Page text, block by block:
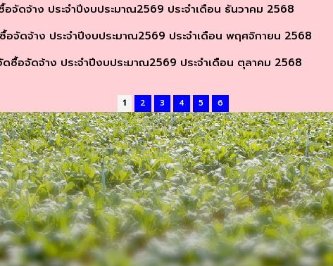
จัดจ้าง ประจำปีงบประมาณ2569 ประจำเดือน ธันวาคม 2568
อจัดจ้าง ประจำปีงบประมาณ2569 ประจำเดือน พฤศจิกายน 2568
ซื้อจัดจ้าง ประจำปีงบประมาณ2569 ประจำเดือน ตุลาคม 2568
1 2 3 4 5 6